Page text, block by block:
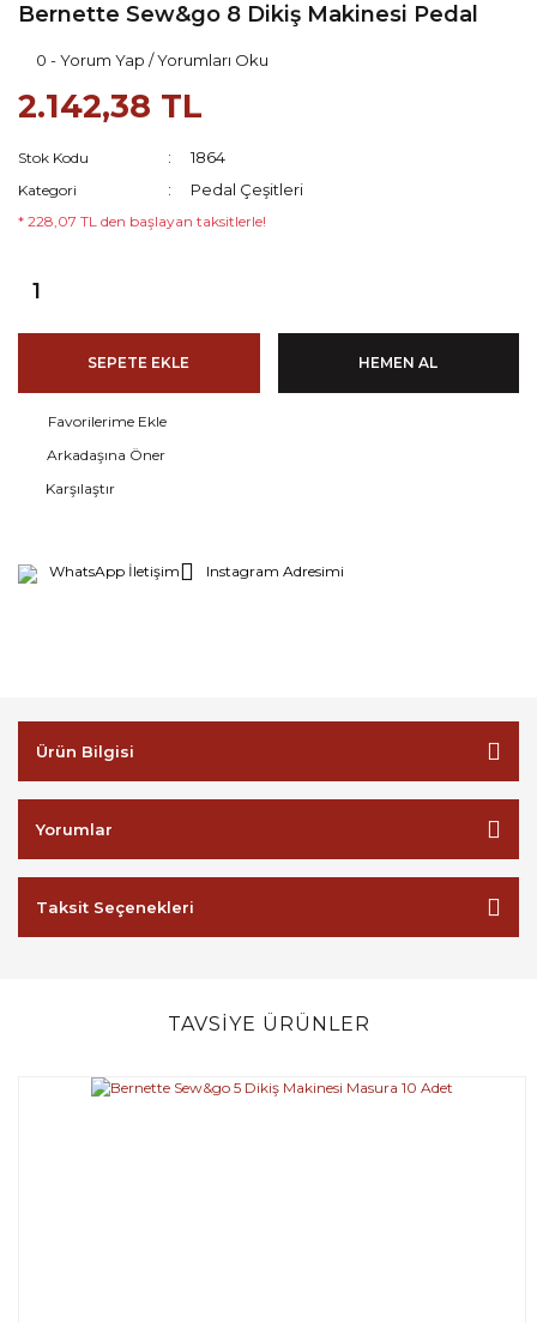
Bernette Sew&go 8 Dikiş Makinesi Pedal
0 - Yorum Yap / Yorumları Oku
2.142,38 TL
Stok Kodu 1864
Kategori Pedal Çeşitleri
* 228,07 TL den başlayan taksitlerle!
SEPETE EKLE HEMEN AL
Arkadaşına Öner
Karşılaştır
WhatsApp İletişim Instagram Adresimi
Ürün Bilgisi
Yorumlar
Taksit Seçenekleri
TAVSİYE ÜRÜNLER